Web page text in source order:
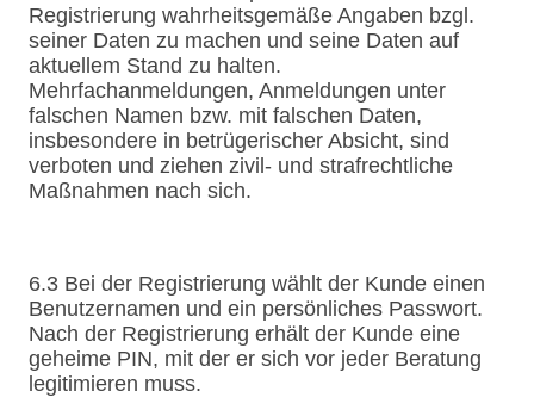
Registrierung wahrheitsgemäße Angaben bzgl.
seiner Daten zu machen und seine Daten auf
aktuellem Stand zu halten.
Mehrfachanmeldungen, Anmeldungen unter
falschen Namen bzw. mit falschen Daten,
insbesondere in betrügerischer Absicht, sind
verboten und ziehen zivil- und strafrechtliche
Maßnahmen nach sich.
6.3 Bei der Registrierung wählt der Kunde einen
Benutzernamen und ein persönliches Passwort.
Nach der Registrierung erhält der Kunde eine
geheime PIN, mit der er sich vor jeder Beratung
legitimieren muss.